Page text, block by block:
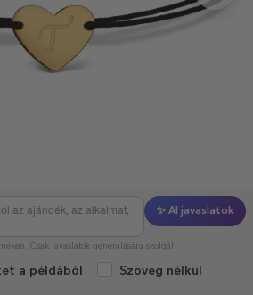
✨ AI javaslatok
Csak javaslatok generálására szolgál.
a példából Szöveg nélkül